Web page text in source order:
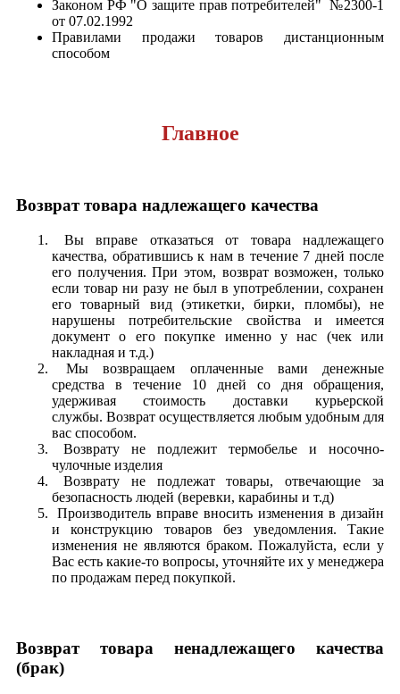
Законом РФ "О защите прав потребителей" №2300-1
от 07.02.1992
Правилами продажи товаров дистанционным
способом
Главное
Возврат товара надлежащего качества
Вы вправе отказаться от товара надлежащего
качества, обратившись к нам в течение 7 дней после
его получения. При этом, возврат возможен, только
если товар ни разу не был в употреблении, сохранен
его товарный вид (этикетки, бирки, пломбы), не
нарушены потребительские свойства и имеется
документ о его покупке именно у нас (чек или
накладная и т.д.)
Мы возвращаем оплаченные вами денежные
средства в течение 10 дней со дня обращения,
удерживая стоимость доставки курьерской
службы. Возврат осуществляется любым удобным для
вас способом.
Возврату не подлежит термобелье и носочно-
чулочные изделия
Возврату не подлежат товары, отвечающие за
безопасность людей (веревки, карабины и т.д)
Производитель вправе вносить изменения в дизайн
и конструкцию товаров без уведомления. Такие
изменения не являются браком. Пожалуйста, если у
Вас есть какие-то вопросы, уточняйте их у менеджера
по продажам перед покупкой.
Возврат товара ненадлежащего качества
(брак)